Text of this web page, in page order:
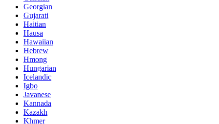
Georgian
Gujarati
Haitian
Hausa
Hawaiian
Hebrew
Hmong
Hungarian
Icelandic
Igbo
Javanese
Kannada
Kazakh
Khmer